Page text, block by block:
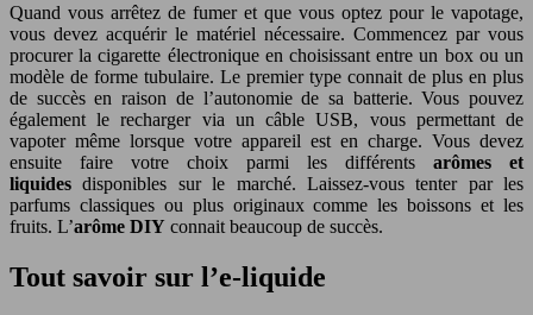
Quand vous arrêtez de fumer et que vous optez pour le vapotage,
vous devez acquérir le matériel nécessaire. Commencez par vous
procurer la cigarette électronique en choisissant entre un box ou un
modèle de forme tubulaire. Le premier type connait de plus en plus
de succès en raison de l’autonomie de sa batterie. Vous pouvez
également le recharger via un câble USB, vous permettant de
vapoter même lorsque votre appareil est en charge. Vous devez
ensuite faire votre choix parmi les différents arômes et
liquides disponibles sur le marché. Laissez-vous tenter par les
parfums classiques ou plus originaux comme les boissons et les
fruits. L’arôme DIY connait beaucoup de succès.
Tout savoir sur l’e-liquide